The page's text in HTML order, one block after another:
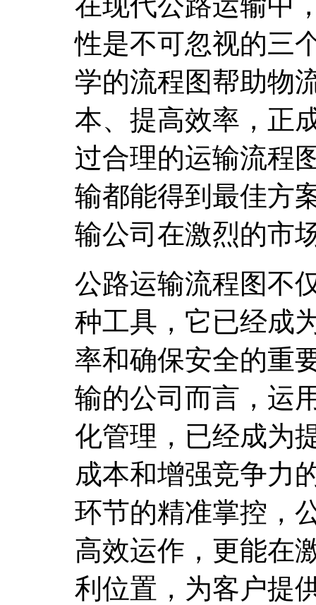
性是不可忽视的三
学的流程图帮助物
本、提高效率，正
过合理的运输流程
输都能得到最佳方
输公司在激烈的市
公路运输流程图不
种工具，它已经成
率和确保安全的重
输的公司而言，运
化管理，已经成为
成本和增强竞争力
环节的精准掌控，
高效运作，更能在
利位置，为客户提